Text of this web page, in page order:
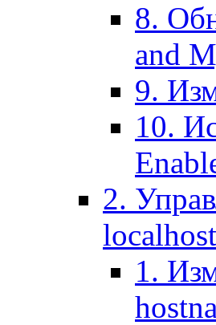
8.
and
9.
10.
2.
1.